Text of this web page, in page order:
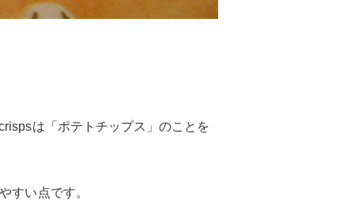
は「ポテトチップス」のことを
すい点です。